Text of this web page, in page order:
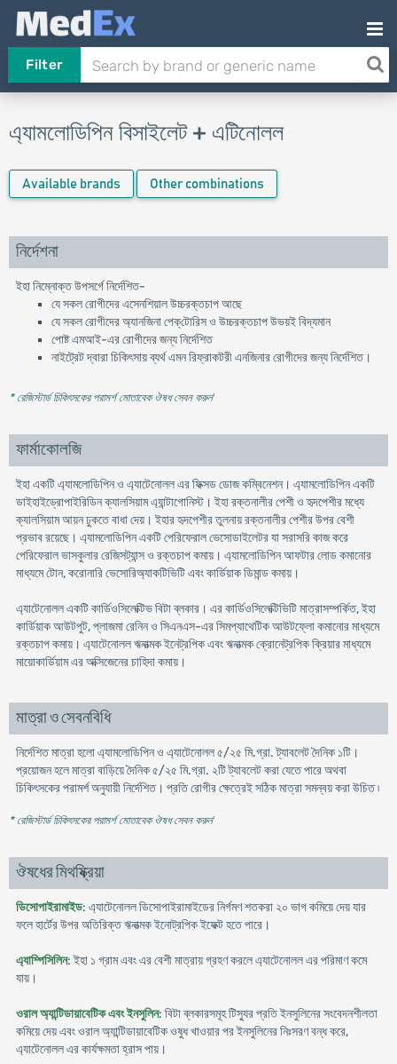
Filter
এ্যামলােডিপিন বিসাইলেট + এটিনোলল
Available brands Other combinations
নির্দেশনা
ইহা নিম্নোক্ত উপসর্গে নির্দেশিত-
যে সকল রোগীদের এসেনশিয়াল উচ্চরক্তচাপ আছে
যে সকল রোগীদের অ্যানজিনা পেক্‌টোরিস ও উচ্চরক্তচাপ উভয়ই বিদ্যমান
পোষ্ট এমআই-এর রোগীদের জন্য নির্দেশিত
নাইট্রেট দ্বারা চিকিৎসায় ব্যর্থ এমন রিফ্রাকটরী এনজিনার রোগীদের জন্য নির্দেশিত।
* রেজিস্টার্ড চিকিৎসকের পরামর্শ মোতাবেক ঔষধ সেবন করুন'
ফার্মাকোলজি
ইহা একটি এ্যামলোডিপিন ও এ্যাটেনোলল এর ফিক্সড ডোজ কম্বিনেশন। এ্যামলোডিপিন একটি
ডাইহাইড্রোপাইরিডিন ক্যালসিয়াম এ্যান্টাগোনিস্ট। ইহা রক্তনালীর পেশী ও হৃদপেশীর মধ্যে
ক্যালসিয়াম আয়ন ঢুকতে বাধা দেয়। ইহার হৃদপেশীর তুলনায় রক্তনালীর পেশীর উপর বেশী
প্রভাব রয়েছে। এ্যামলোডিপিন একটি পেরিফেরাল ভেসোডাইলেটর যা সরাসরি কাজ করে
পেরিফেরাল ভাসকুলার রেজিসট্যান্স ও রক্তচাপ কমায়। এ্যামলোডিপিন আফটার লোড কমানোর
মাধ্যমে টোন, করোনারি ভেসোরিঅ্যাকটিভিটি এবং কার্ডিয়াক ডিমান্ড কমায়।
এ্যাটেনোলল একটি কার্ডিওসিলেক্টিভ বিটা ব্লকার। এর কার্ডিওসিলেক্টিভিটি মাত্রাসম্পর্কিত, ইহা
কার্ডিয়াক আউটপুট, প্লাজমা রেনিন ও সিএনএস-এর সিমপ্যাথেটিক আউটফ্লো কমানোর মাধ্যমে
রক্তচাপ কমায়। এ্যাটেনোলল ঋনাত্মক ইনেট্রপিক এবং ঋনাত্মক ক্রোনেট্রপিক ক্রিয়ার মাধ্যমে
মায়োকার্ডিয়াম এর অক্সিজেনের চাহিদা কমায়।
মাত্রা ও সেবনবিধি
নির্দেশিত মাত্রা হলো এ্যামলোডিপিন ও এ্যাটেনোলল ৫/২৫ মি.গ্রা. ট্যাবলেট দৈনিক ১টি।
প্রয়োজন হলে মাত্রা বাড়িয়ে দৈনিক ৫/২৫ মি.গ্রা. ২টি ট্যাবলেট করা যেতে পারে অথবা
চিকিৎসকের পরামর্শ অনুযায়ী নির্দেশিত। প্রতি রোগীর ক্ষেত্রেই সঠিক মাত্রা সমন্বয় করা উচিত ৷
* রেজিস্টার্ড চিকিৎসকের পরামর্শ মোতাবেক ঔষধ সেবন করুন'
ঔষধের মিথষ্ক্রিয়া
ডিসোপাইরামাইড: এ্যাটেনোলল ডিসোপাইরামাইডের নির্গমণ শতকরা ২০ ভাগ কমিয়ে দেয় যার
ফলে হার্টের উপর অতিরিক্ত ঋনাত্মক ইনোট্রপিক ইফেক্ট হতে পারে।
এ্যাম্পিসিলিন: ইহা ১ গ্রাম এবং এর বেশী মাত্রায় গ্রহণ করলে এ্যাটেনোলল এর পরিমাণ কমে
যায়।
ওরাল অ্যান্টিডায়াবেটিক এবং ইনসুলিন: বিটা ব্লকারসমূহ টিস্যুর প্রতি ইনসুলিনের সংবেদনশীলতা
কমিয়ে দেয় এবং ওরাল অ্যান্টিডায়াবেটিক ওষুধ খাওয়ার পর ইনসুলিনের নিঃসরণ বন্ধ করে,
এ্যাটেনোলল এর কার্যক্ষমতা হ্রাস পায়।